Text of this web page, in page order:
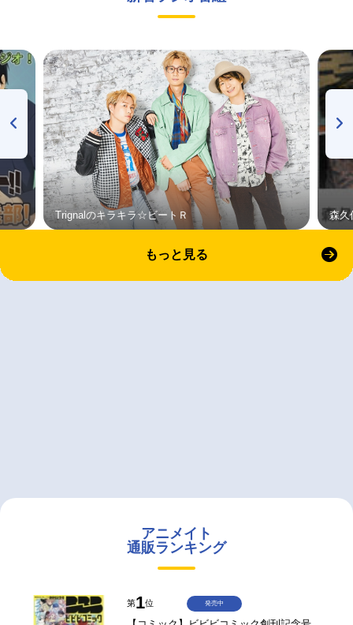
Trignalのキラキラ☆ビートＲ 森久
もっと見る
アニメイト
通販ランキング
第1位 発売中